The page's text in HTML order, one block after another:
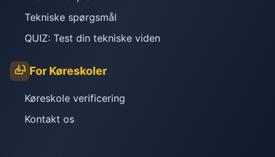
Tekniske spørgsmål
QUIZ: Test din tekniske viden
For Køreskoler
Køreskole verificering
Kontakt os